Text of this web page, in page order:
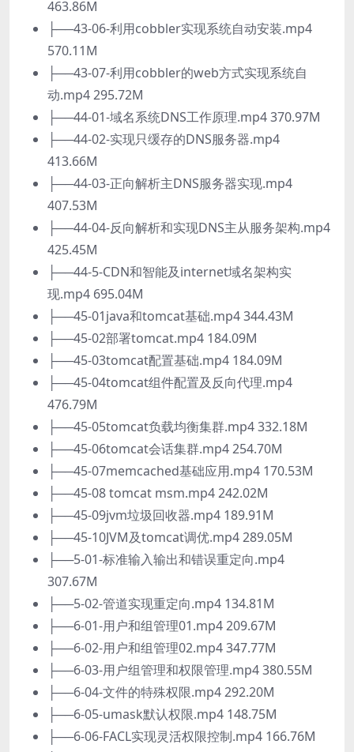
463.86M
├──43-06-利用cobbler实现系统自动安装.mp4
570.11M
├──43-07-利用cobbler的web方式实现系统自
动.mp4 295.72M
├──44-01-域名系统DNS工作原理.mp4 370.97M
├──44-02-实现只缓存的DNS服务器.mp4
413.66M
├──44-03-正向解析主DNS服务器实现.mp4
407.53M
├──44-04-反向解析和实现DNS主从服务架构.mp4
425.45M
├──44-5-CDN和智能及internet域名架构实
现.mp4 695.04M
├──45-01java和tomcat基础.mp4 344.43M
├──45-02部署tomcat.mp4 184.09M
├──45-03tomcat配置基础.mp4 184.09M
├──45-04tomcat组件配置及反向代理.mp4
476.79M
├──45-05tomcat负载均衡集群.mp4 332.18M
├──45-06tomcat会话集群.mp4 254.70M
├──45-07memcached基础应用.mp4 170.53M
├──45-08 tomcat msm.mp4 242.02M
├──45-09jvm垃圾回收器.mp4 189.91M
├──45-10JVM及tomcat调优.mp4 289.05M
├──5-01-标准输入输出和错误重定向.mp4
307.67M
├──5-02-管道实现重定向.mp4 134.81M
├──6-01-用户和组管理01.mp4 209.67M
├──6-02-用户和组管理02.mp4 347.77M
├──6-03-用户组管理和权限管理.mp4 380.55M
├──6-04-文件的特殊权限.mp4 292.20M
├──6-05-umask默认权限.mp4 148.75M
├──6-06-FACL实现灵活权限控制.mp4 166.76M